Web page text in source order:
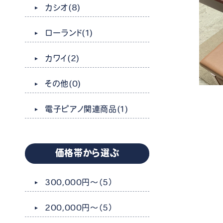
カシオ(8)
ローランド(1)
カワイ(2)
その他(0)
電子ピアノ関連商品(1)
価格帯から選ぶ
300,000円～ （5）
200,000円～ （5）